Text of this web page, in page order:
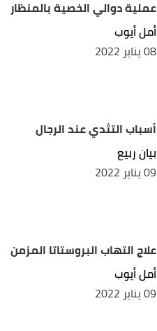
عملية دوالي الخصية بالمنظار
أمل أيوب
08 يناير 2022
أسباب التثدي عند الرجال
بيان ربيع
09 يناير 2022
علاج التهاب البروستاتا المزمن
أمل أيوب
09 يناير 2022